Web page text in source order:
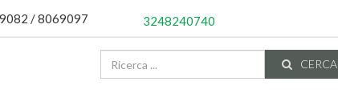
/ 8069097 3248240740
CERCA